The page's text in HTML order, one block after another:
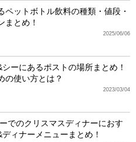
ペットボトル飲料の種類・値段・
まとめ！
2025/06/06
ーにあるポストの場所まとめ！
の使い方とは？
2023/03/04
でのクリスマスディナーにおす
ィナーメニューまとめ！